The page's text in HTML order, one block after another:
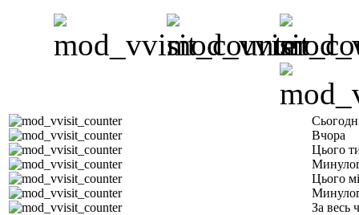
Вчора
Цього
Цього
За весь